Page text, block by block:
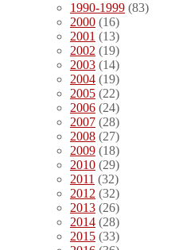
1990-1999 (83)
2000 (16)
2001 (13)
2002 (19)
2003 (14)
2004 (19)
2005 (22)
2006 (24)
2007 (28)
2008 (27)
2009 (18)
2010 (29)
2011 (32)
2012 (32)
2013 (26)
2014 (28)
2015 (33)